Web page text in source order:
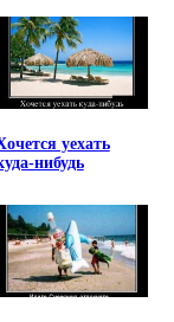
уехать
нибудь